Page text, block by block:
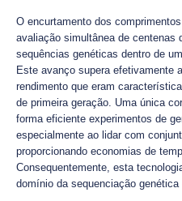
O encurtamento dos
avaliação simultânea de centenas
sequências genéticas dentro de
Este avanço supera efetivamente
rendimento que eram
de primeira geração. Uma única
forma eficiente experimentos de
especialmente ao lidar com
proporcionando economias de
Consequentemente, esta
domínio da sequenciação genética